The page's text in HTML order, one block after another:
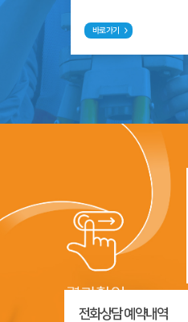
바로가기
전화상담 예약내역